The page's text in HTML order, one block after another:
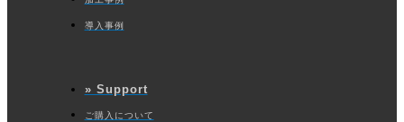
導入事例
» Support
ご購入について